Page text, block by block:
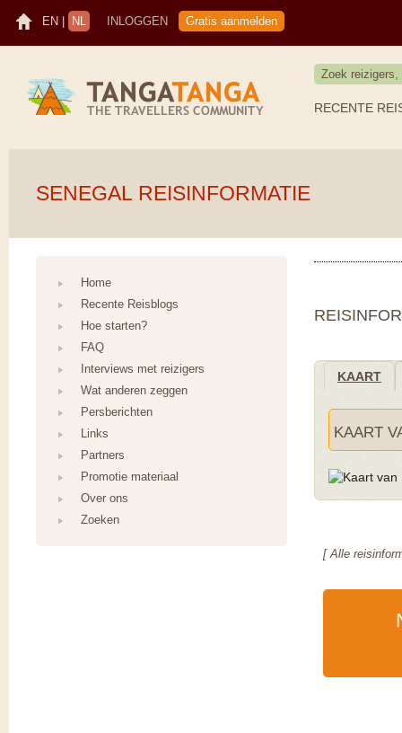
EN NL INLOGGEN Gratis aanmelden
RECENTE
SENEGAL REISINFORMATIE
KAART
KAART
[ Alle
Home
Recente Reisblogs
Hoe starten?
FAQ
Interviews met reizigers
Wat anderen zeggen
Persberichten
Links
Partners
Promotie materiaal
Over ons
Zoeken